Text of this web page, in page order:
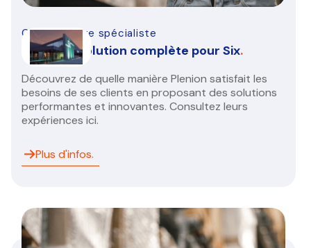
CVC Sanitaire spécialiste
Nouvelle solution complète pour Six.
Découvrez de quelle manière Plenion satisfait les
besoins de ses clients en proposant des solutions
performantes et innovantes. Consultez leurs
expériences ici.
Plus d'infos.